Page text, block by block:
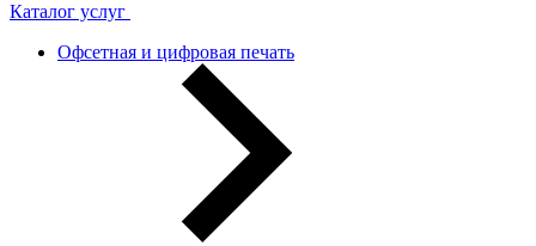
Каталог услуг
Офсетная и цифровая печать